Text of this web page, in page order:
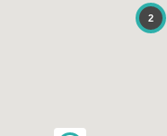
2